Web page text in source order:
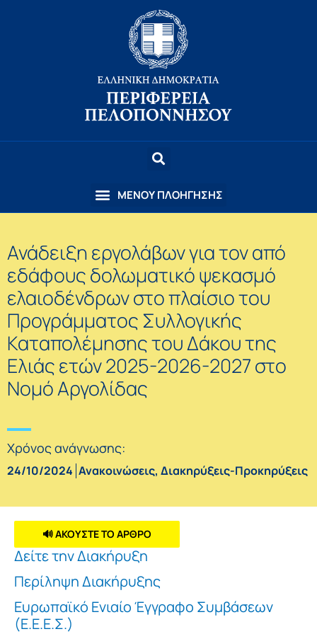
Ανάδειξη εργολάβων για τον από
εδάφους δολωματικό ψεκασμό
ελαιοδένδρων στο πλαίσιο του
Προγράμματος Συλλογικής
Καταπολέμησης του Δάκου της
Ελιάς ετών 2025-2026-2027 στο
Νομό Αργολίδας
Χρόνος ανάγνωσης:
24/10/2024 Ανακοινώσεις, Διακηρύξεις-Προκηρύξεις
🔊 ΑΚΟΥΣΤΕ ΤΟ ΑΡΘΡΟ
Δείτε την Διακήρυξη
Περίληψη Διακήρυξης
Ευρωπαϊκό Ενιαίο Έγγραφο Συμβάσεων
(Ε.Ε.Ε.Σ.)